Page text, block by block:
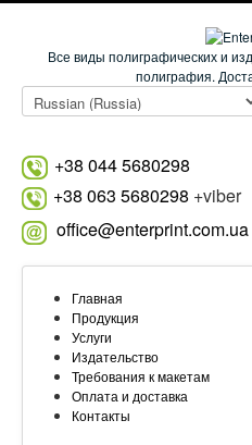
Все виды полиграфических и
полиграфия.
+38 044 5680298
+38 063 5680298 +viber
office@enterprint.com.ua
Главная
Продукция
Услуги
Издательство
Требования к макетам
Оплата и доставка
Контакты